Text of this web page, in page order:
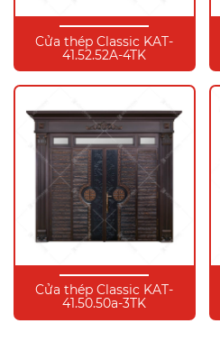
Cửa thép Classic KAT-
41.52.52A-4TK
Cửa thép Classic KAT-
41.50.50a-3TK